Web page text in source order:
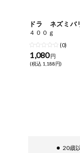
ドラ ネズミバ
４００ｇ
(0)
1,080 円
(税込 1,188円)
20歳